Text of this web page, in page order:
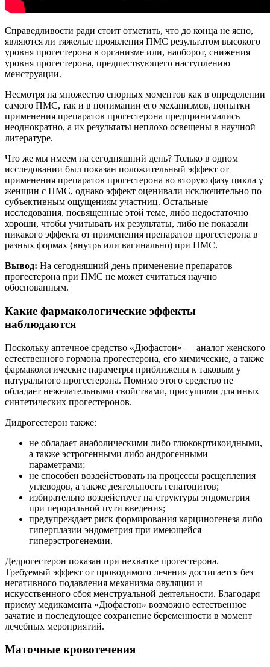
Справедливости ради стоит отметить, что до конца не ясно,
являются ли тяжелые проявления ПМС результатом высокого
уровня прогестерона в организме или, наоборот, снижения
уровня прогестерона, предшествующего наступлению
менструации.
Несмотря на множество спорных моментов как в определении
самого ПМС, так и в понимании его механизмов, попытки
применения препаратов прогестерона предпринимались
неоднократно, а их результаты неплохо освещены в научной
литературе.
Что же мы имеем на сегодняшний день? Только в одном
исследовании был показан положительный эффект от
применения препаратов прогестерона во вторую фазу цикла у
женщин с ПМС, однако эффект оценивали исключительно по
субъективным ощущениям участниц. Остальные
исследования, посвященные этой теме, либо недостаточно
хороши, чтобы учитывать их результаты, либо не показали
никакого эффекта от применения препаратов прогестерона в
разных формах (внутрь или вагинально) при ПМС.
Вывод: На сегодняшний день применение препаратов
прогестерона при ПМС не может считаться научно
обоснованным.
Какие фармакологические эффекты
наблюдаются
Поскольку аптечное средство «Дюфастон» — аналог женского
естественного гормона прогестерона, его химические, а также
фармакологические параметры приближены к таковым у
натурального прогестерона. Помимо этого средство не
обладает нежелательными свойствами, присущими для иных
синтетических прогестеронов.
Дидрогестерон также:
не обладает анаболическими либо глюкокртикоидными,
а также эстрогенными либо андрогенными
параметрами;
не способен воздействовать на процессы расщепления
углеводов, а также деятельность гепатоцитов;
избирательно воздействует на структуры эндометрия
при пероральной пути введения;
предупреждает риск формирования карциногенеза либо
гиперплазии эндометрия при имеющейся
гиперэстрогенемии.
Дедрогестерон показан при нехватке прогестерона.
Требуемый эффект от проводимого лечения достигается без
негативного подавления механизма овуляции и
искусственного сбоя менструальной деятельности. Благодаря
приему медикамента «Дюфастон» возможно естественное
зачатие и последующее сохранение беременности в момент
лечебных мероприятий.
Маточные кровотечения